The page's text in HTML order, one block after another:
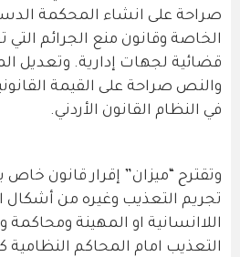
صراحة على انشاء المحكمة
الخاصة وقانون منع الجرائم
والنص صراحة على القيمة
في النظام القانون الأردني.
وتقترح “ميزان” إقرار قانون
تجريم التعذيب وغيره من أشكال
اللاانسانية او المهينة ومحاكمة
التعذيب امام المحاكم